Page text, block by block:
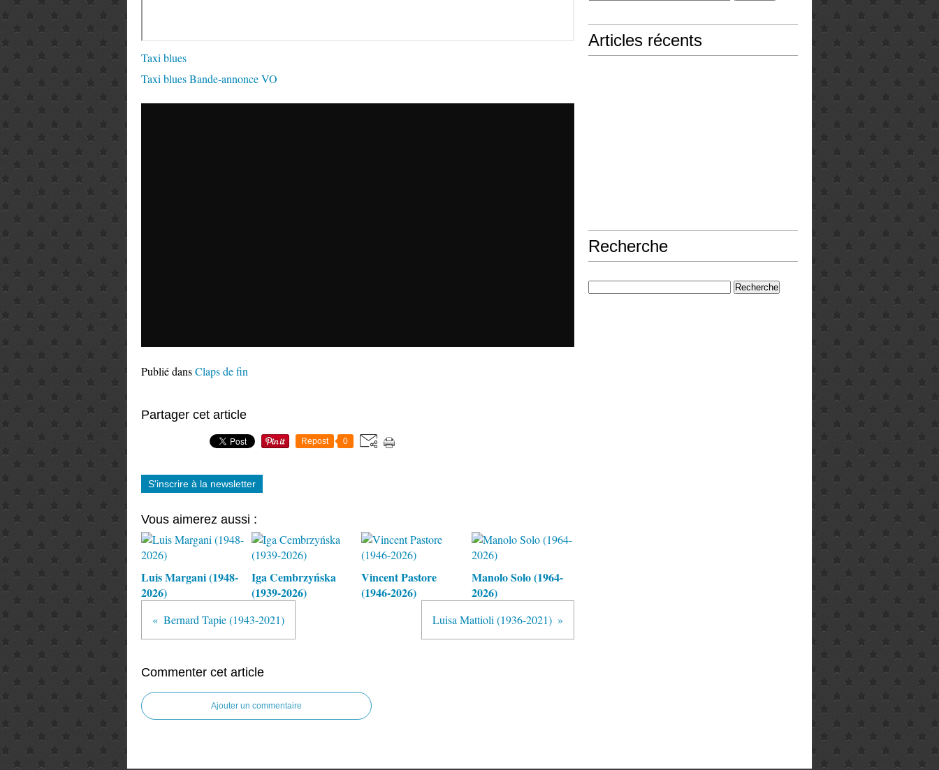
Taxi blues
Taxi blues Bande-annonce VO
Publié dansClaps de fin
Partager cet article
Repost 0
S'inscrire à la newsletter
Vous aimerez aussi :
Luis Margani (1948-
2026)
Iga Cembrzyńska
(1939-2026)
Vincent Pastore
(1946-2026)
Manolo Solo (1964-
2026)
Bernard Tapie (1943-2021) Luisa Mattioli (1936-2021)
Commenter cet article
Ajouter un commentaire
Articles récents
Recherche